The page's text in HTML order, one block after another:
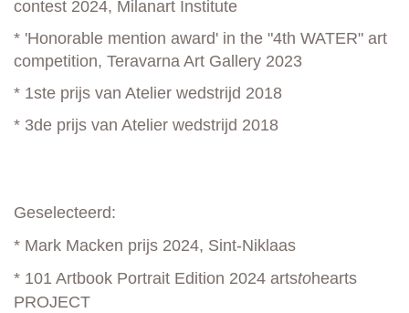
contest 2024, Milanart Institute
* 'Honorable mention award' in the "4th WATER" art
competition, Teravarna Art Gallery 2023
* 1ste prijs van Atelier wedstrijd 2018
* 3de prijs van Atelier wedstrijd 2018
Geselecteerd:
* Mark Macken prijs 2024, Sint-Niklaas
* 101 Artbook Portrait Edition 2024 artstohearts
PROJECT